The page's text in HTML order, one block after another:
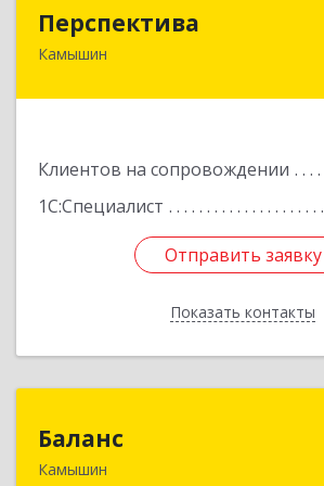
Перспектива
Камышин
Клиентов на сопровождении
1С:Специалист
Отправить заявку
Показать контакты
Отправить заявку
Назад
Баланс
Камышин
403876, Волгоградская обл, г.о.